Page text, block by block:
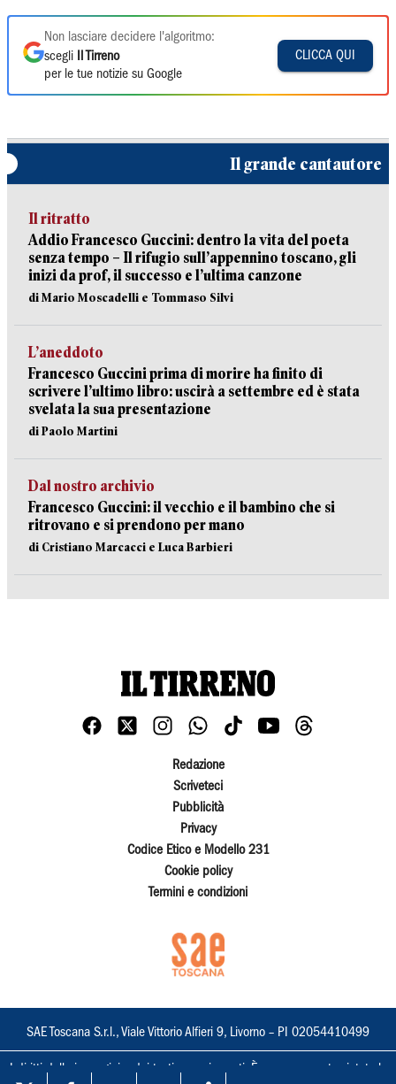
Non lasciare decidere l'algoritmo:
scegli
Il Tirreno
per le tue notizie su Google
CLICCA QUI
Il grande cantautore
Il ritratto
Addio Francesco Guccini: dentro la vita del poeta
senza tempo – Il rifugio sull’appennino toscano, gli
inizi da prof, il successo e l’ultima canzone
di Mario Moscadelli e Tommaso Silvi
L’aneddoto
Francesco Guccini prima di morire ha finito di
scrivere l’ultimo libro: uscirà a settembre ed è stata
svelata la sua presentazione
di Paolo Martini
Dal nostro archivio
Francesco Guccini: il vecchio e il bambino che si
ritrovano e si prendono per mano
di Cristiano Marcacci e Luca Barbieri
Redazione
Scriveteci
Pubblicità
Privacy
Codice Etico e Modello 231
Cookie policy
Termini e condizioni
SAE Toscana S.r.l., Viale Vittorio Alfieri 9, Livorno – PI 02054410499
I diritti delle immagini e dei testi sono riservati. È espressamente vietata la